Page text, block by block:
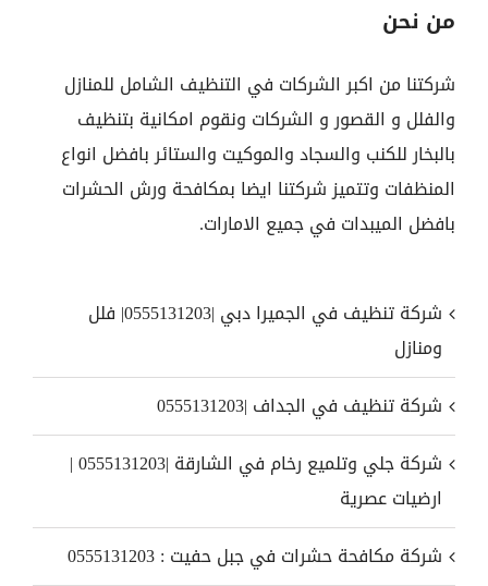
من نحن
شركتنا من اكبر الشركات في التنظيف الشامل للمنازل
والفلل و القصور و الشركات ونقوم امكانية بتنظيف
بالبخار للكنب والسجاد والموكيت والستائر بافضل انواع
المنظفات وتتميز شركتنا ايضا بمكافحة ورش الحشرات
بافضل الميبدات في جميع الامارات.
شركة تنظيف في الجميرا دبي |0555131203| فلل
ومنازل
شركة تنظيف في الجداف |0555131203
شركة جلي وتلميع رخام في الشارقة |0555131203 |
ارضيات عصرية
شركة مكافحة حشرات في جبل حفيت : 0555131203